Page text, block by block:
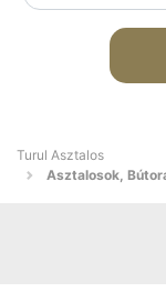
Turul Asztalos
Asztalosok,